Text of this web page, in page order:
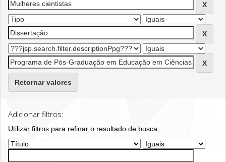
Retornar valores
Adicionar filtros:
Utilizar filtros para refinar o resultado de busca.